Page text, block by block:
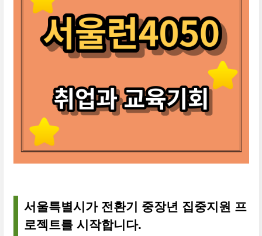
서울특별시가 전환기 중장년 집중지원 프
로젝트를 시작합니다.